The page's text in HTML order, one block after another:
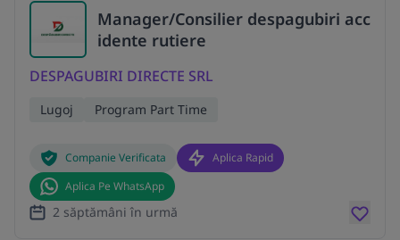
Manager/Consilier despagubiri acc
idente rutiere
DESPAGUBIRI DIRECTE SRL
Lugoj Program Part Time
Companie Verificata
Aplica Rapid
Aplica Pe WhatsApp
2 săptămâni în urmă